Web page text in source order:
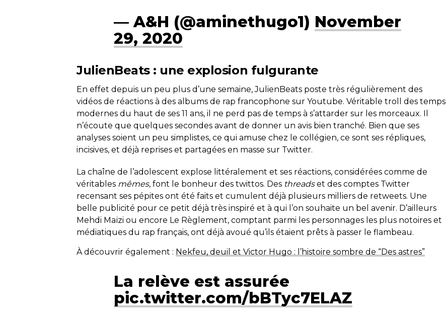
— A&H (@aminethugo1) November
29, 2020
JulienBeats : une explosion fulgurante
En effet depuis un peu plus d’une semaine, JulienBeats poste très régulièrement des
vidéos de réactions à des albums de rap francophone sur Youtube. Véritable troll des temps
modernes du haut de ses 11 ans, il ne perd pas de temps à s’attarder sur les morceaux. Il
n’écoute que quelques secondes avant de donner un avis bien tranché. Bien que ses
analyses soient un peu simplistes, ce qui amuse chez le collégien, ce sont ses répliques,
incisives, et déjà reprises et partagées en masse sur Twitter.
La chaîne de l’adolescent explose littéralement et ses réactions, considérées comme de
véritables mêmes, font le bonheur des twittos. Des threadset des comptes Twitter
recensant ses pépites ont été faits et cumulent déjà plusieurs milliers de retweets. Une
belle publicité pour ce petit déjà très inspiré et à qui l’on souhaite un bel avenir. D’ailleurs
Mehdi Maïzi ou encore Le Règlement, comptant parmi les personnages les plus notoires et
médiatiques du rap français, ont déjà avoué qu’ils étaient prêts à passer le flambeau.
À découvrir également : Nekfeu, deuil et Victor Hugo : l’histoire sombre de “Des astres”
La relève est assurée
pic.twitter.com/bBTyc7ELAZ